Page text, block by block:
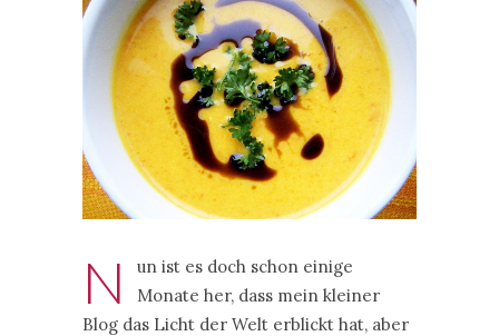
N
un ist es doch schon einige
Monate her, dass mein kleiner
Blog das Licht der Welt erblickt hat, aber